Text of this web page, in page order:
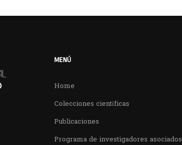
MENÚ
Home
Colecciones científicas
Publicaciones
Programa de investigadores asociados